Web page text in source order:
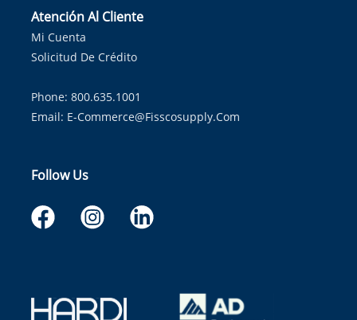
Atención Al Cliente
Mi Cuenta
Solicitud De Crédito
Phone: 800.635.1001
Email: E-Commerce@fisscosupply.com
Follow Us